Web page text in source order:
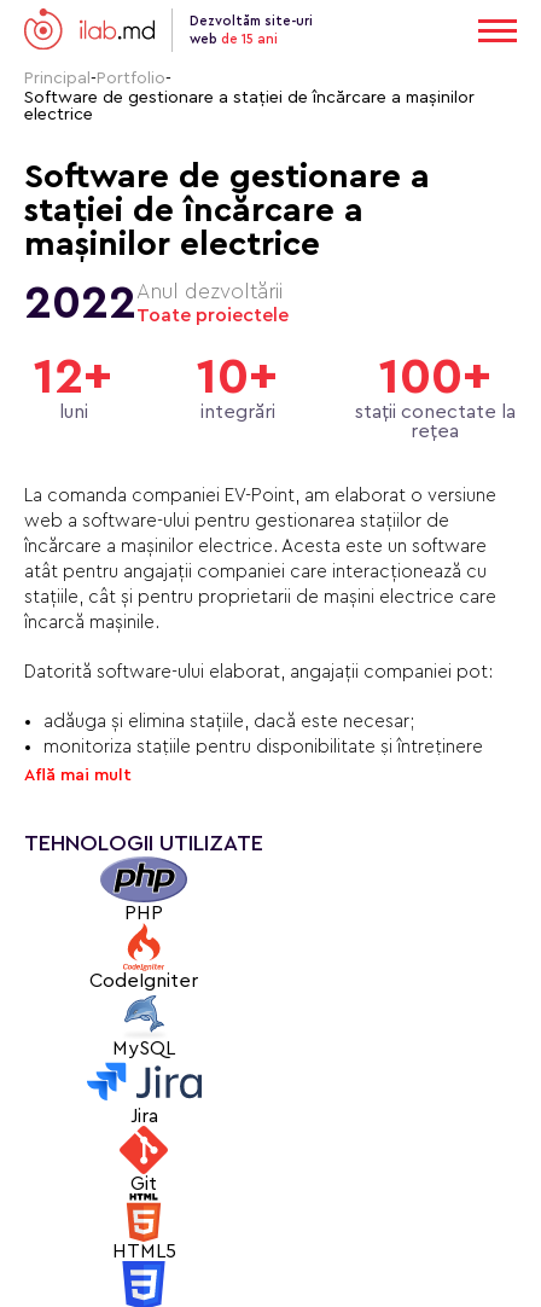
Dezvoltăm site-uri
web de 15 ani
Principal - Portfolio-
Software de gestionare a stației de încărcare a mașinilor
electrice
Software de gestionare a
stației de încărcare a
mașinilor electrice
2022Anul dezvoltării
Toate proiectele
12+
luni
10+
integrări
100+
stații conectate la
rețea
La comanda companiei EV-Point, am elaborat o versiune
web a software-ului pentru gestionarea stațiilor de
încărcare a mașinilor electrice. Acesta este un software
atât pentru angajații companiei care interacționează cu
stațiile, cât și pentru proprietarii de mașini electrice care
încarcă mașinile.
Datorită software-ului elaborat, angajații companiei pot:
adăuga și elimina stațiile, dacă este necesar;
monitoriza stațiile pentru disponibilitate și întreținere
(corectitudine) tehnică;
activa și lega cardurile RFID pentru clienți;
vizualiza statistica și rapoartele despre stații și clienți.
Pentru clienții companiei sunt prevăzute funcții de pornire
și oprire a încărcării, vizualizare a soldului și a istoricului de
încărcări, completare a soldului utilizând un card bancar,
precum și vizualizare a stațiilor pentru disponibilitate.
Toate funcțiile sunt accesibile de la un browser web
obișnuit, prin urmare utilizatorii nu trebuie să instaleze
programe sau aplicații suplimentare. Am împachetate
toate aceste funcționalități într-o interfață modernă
convenabilă, elaborată cu folosirea culorilor corporative
ale companiei.
Află mai mult
TEHNOLOGII UTILIZATE
PHP
CodeIgniter
MySQL
Jira
Git
HTML5